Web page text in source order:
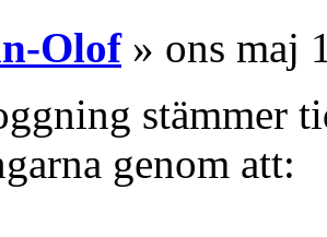
Olof» ons maj
stämmer
genom att: